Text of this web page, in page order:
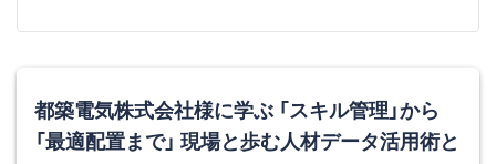
都築電気株式会社様に学ぶ 「スキル管理」から
「最適配置まで」 現場と歩む人材データ活用術と